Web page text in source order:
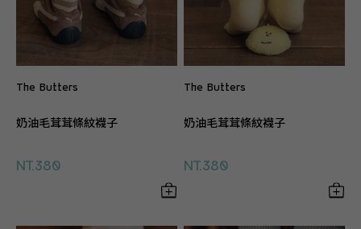
The Butters
奶油毛茸茸條紋襪子
NT.380
The Butters
奶油毛茸茸條紋襪子
NT.380